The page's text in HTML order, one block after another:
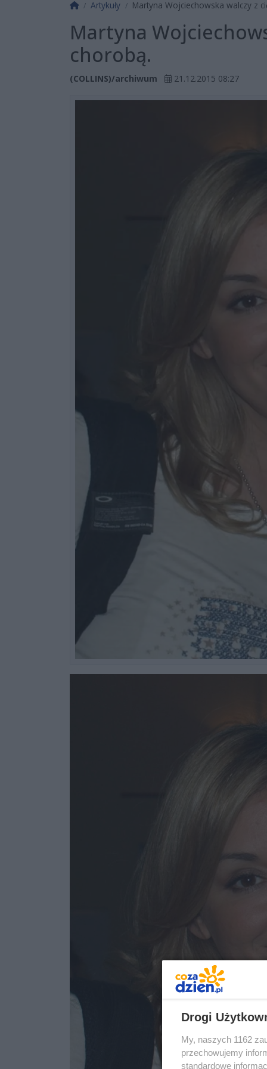
Strona główna
Artykuły Martyna Wojciechowska walczy z
Martyna
chorobą.
(COLLINS)/archiwum 21.12.2015 08:27
Drogi
My, naszych 1162
przechowujemy
standardowe